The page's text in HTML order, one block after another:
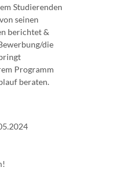
Studierenden
seinen
berichtet &
die
Programm
beraten.